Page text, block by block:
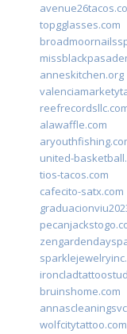
topgglasses.com
anneskitchen.org
alawaffle.com
united-
tios-tacos.com
cafecito-satx.com
bruinshome.com
wolfcitytattoo.com